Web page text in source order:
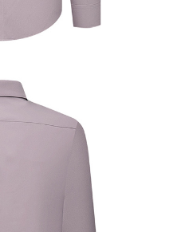
個別帳號之用戶狀況，依本公司即
不足之情形，本公司將視審查結果
之使用額度並採取法律行動。